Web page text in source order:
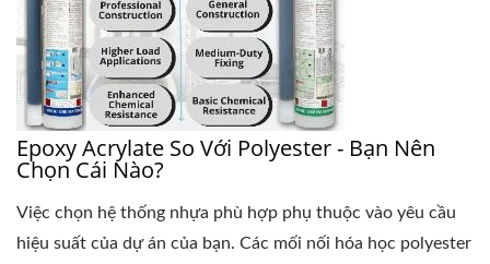
Epoxy Acrylate So Với Polyester - Bạn Nên
Chọn Cái Nào?
Việc chọn hệ thống nhựa phù hợp phụ thuộc vào yêu cầu
hiệu suất của dự án của bạn. Các mối nối hóa học polyester